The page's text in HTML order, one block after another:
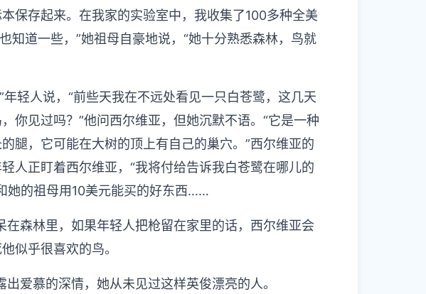
保存起来。在我家的实验室中，我收集了100多种全美
知道一些，”她祖母自豪地说，“她十分熟悉森林，鸟就
人说，“前些天我在不远处看见一只白苍鹭，这几天
你见过吗？”他问西尔维亚，但她沉默不语。“它是一种
腿，它可能在大树的顶上有自己的巢穴。”西尔维亚的
人正盯着西尔维亚，“我将付给告诉我白苍鹭在哪儿的
她的祖母用10美元能买的好东西……
林里，如果年轻人把枪留在家里的话，西尔维亚会
似乎很喜欢的鸟。
慕的深情，她从未见过这样英俊漂亮的人。